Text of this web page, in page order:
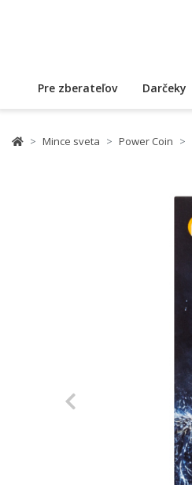
Pre zberateľov Darčeky
Mince sveta Power Coin
Previous